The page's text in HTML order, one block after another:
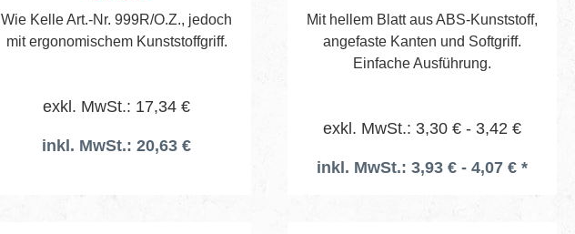
Wie Kelle Art.-Nr. 999R/O.Z., jedoch
mit ergonomischem Kunststoffgriff.
exkl. MwSt.: 17,34 €
inkl. MwSt.: 20,63 €
Mit hellem Blatt aus ABS-Kunststoff,
angefaste Kanten und Softgriff.
Einfache Ausführung.
exkl. MwSt.: 3,30 € - 3,42 €
inkl. MwSt.: 3,93 € - 4,07 € *